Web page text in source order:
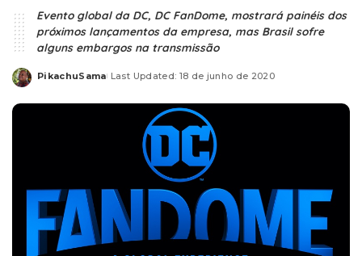
Evento global da DC, DC FanDome, mostrará painéis dos
próximos lançamentos da empresa, mas Brasil sofre
alguns embargos na transmissão
Posted
PikachuSama Last Updated: 18 de junho de 2020